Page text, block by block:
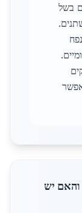
בשל
והאם יש